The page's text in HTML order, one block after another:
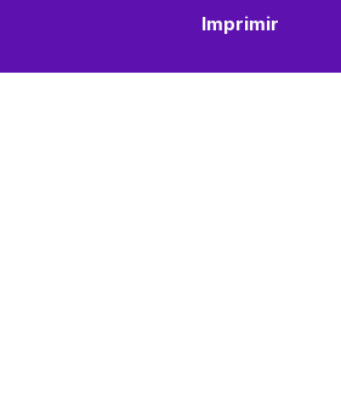
Imprimir